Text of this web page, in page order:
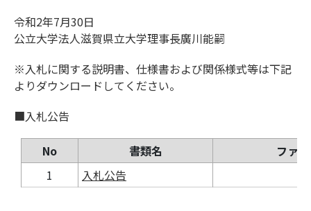
令和2年7月30日
公立大学法人滋賀県立大学理事長廣川能嗣
※入札に関する説明書、仕様書および関係様式等は下記
よりダウンロードしてください。
■入札公告
No 書類名
ファ
1
入札公告